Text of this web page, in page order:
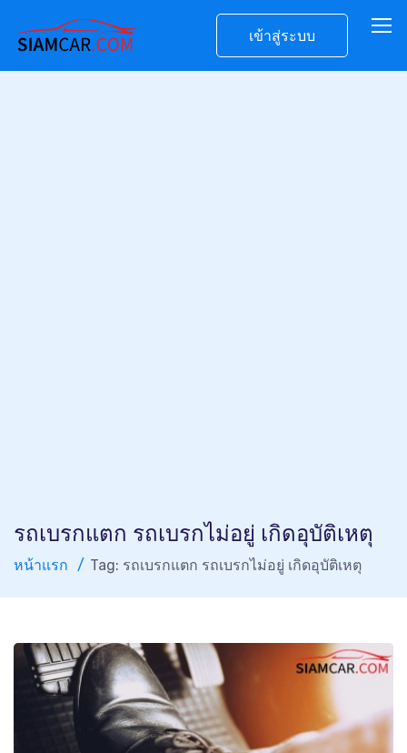
เข้าสู่ระบบ
รถเบรกแตก รถเบรกไม่อยู่ เกิดอุบัติเหตุ
หน้าแรก Tag: รถเบรกแตก รถเบรกไม่อยู่ เกิดอุบัติเหตุ